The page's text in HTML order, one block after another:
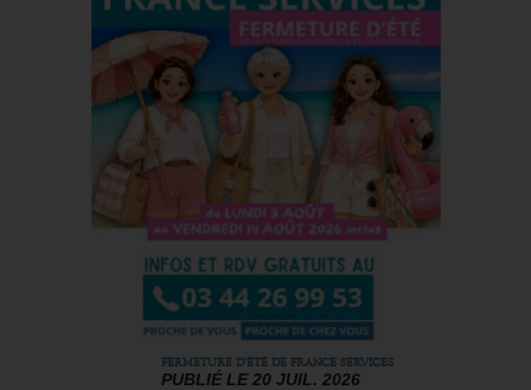
FERMETURE D'ÉTÉ DE FRANCE SERVICES
PUBLIÉ LE 20 JUIL. 2026